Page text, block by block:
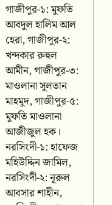
গাজীপুর-১: মুফতি
আবদুল হালিম আল
হেরা, গাজীপুর-২:
খন্দকার রুহুল
আমীন, গাজীপুর-৩:
মাওলানা সুলতান
মাহমুদ, গাজীপুর-৫:
মুফতি মাওলানা
আজীজুল হক।
নরসিংদী-১: হাফেজ
মহিউদ্দিন জামিল,
নরসিংদী-২: নূরুল
আবসার শাহীন,